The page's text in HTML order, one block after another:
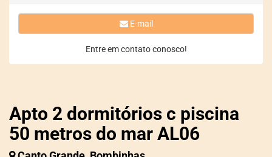
Apto 2 dormitórios c piscina
50 metros do mar AL06
E-mail
Entre em contato conosco!